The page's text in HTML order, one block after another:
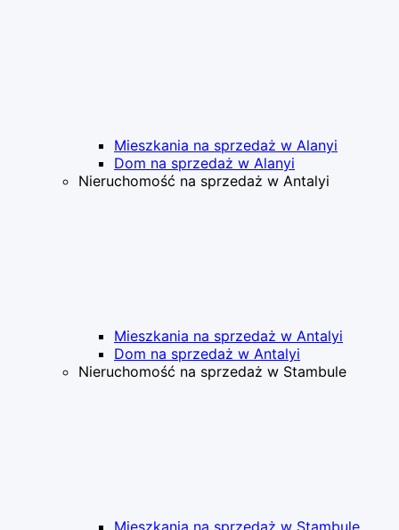
Mieszkania na sprzedaż w Alanyi
Dom na sprzedaż w Alanyi
Nieruchomość na sprzedaż w Antalyi
Mieszkania na sprzedaż w Antalyi
Dom na sprzedaż w Antalyi
Nieruchomość na sprzedaż w Stambule
Mieszkania na sprzedaż w Stambule